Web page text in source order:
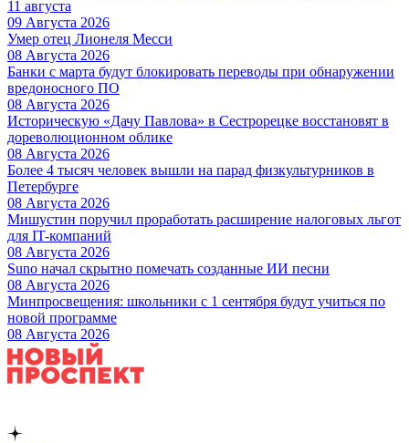
11 августа
09 Августа 2026
Умер отец Лионеля Месси
08 Августа 2026
Банки с марта будут блокировать переводы при обнаружении
вредоносного ПО
08 Августа 2026
Историческую «Дачу Павлова» в Сестрорецке восстановят в
дореволюционном облике
08 Августа 2026
Более 4 тысяч человек вышли на парад физкультурников в
Петербурге
08 Августа 2026
Мишустин поручил проработать расширение налоговых льгот
для IT-компаний
08 Августа 2026
Suno начал скрытно помечать созданные ИИ песни
08 Августа 2026
Минпросвещения: школьники с 1 сентября будут учиться по
новой программе
08 Августа 2026